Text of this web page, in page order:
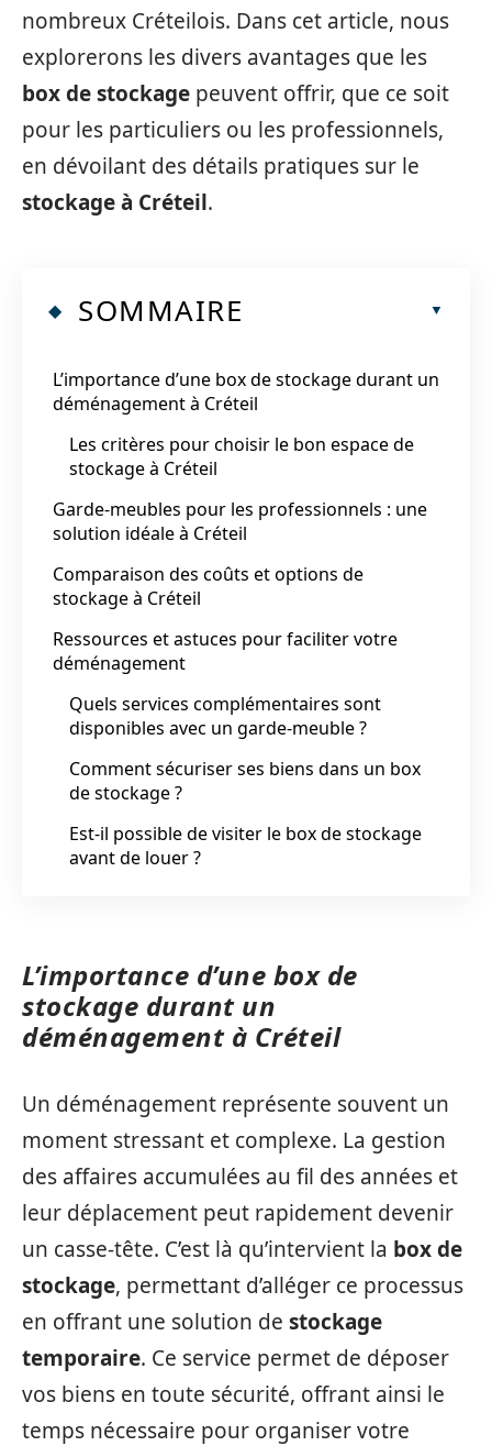
nombreux Créteilois. Dans cet article, nous
explorerons les divers avantages que les
box de stockage peuvent offrir, que ce soit
pour les particuliers ou les professionnels,
en dévoilant des détails pratiques sur le
stockage à Créteil.
SOMMAIRE
L’importance d’une box de stockage durant un
déménagement à Créteil
Les critères pour choisir le bon espace de
stockage à Créteil
Garde-meubles pour les professionnels : une
solution idéale à Créteil
Comparaison des coûts et options de
stockage à Créteil
Ressources et astuces pour faciliter votre
déménagement
Quels services complémentaires sont
disponibles avec un garde-meuble ?
Comment sécuriser ses biens dans un box
de stockage ?
Est-il possible de visiter le box de stockage
avant de louer ?
L’importance d’une box de
stockage durant un
déménagement à Créteil
Un déménagement représente souvent un
moment stressant et complexe. La gestion
des affaires accumulées au fil des années et
leur déplacement peut rapidement devenir
un casse-tête. C’est là qu’intervient la box de
stockage, permettant d’alléger ce processus
en offrant une solution de stockage
temporaire. Ce service permet de déposer
vos biens en toute sécurité, offrant ainsi le
temps nécessaire pour organiser votre